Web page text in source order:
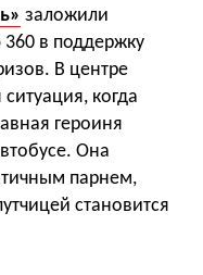
заложили
в поддержку
В центре
когда
героиня
Она
парнем,
становится